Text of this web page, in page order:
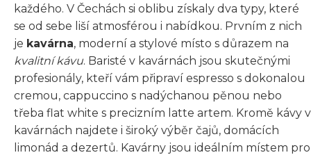
každého. V Čechách si oblibu získaly dva typy, které
se od sebe liší atmosférou i nabídkou. Prvním z nich
je kavárna, moderní a stylové místo s důrazem na
kvalitní kávu. Baristé v kavárnách jsou skutečnými
profesionály, kteří vám připraví espresso s dokonalou
cremou, cappuccino s nadýchanou pěnou nebo
třeba flat white s precizním latte artem. Kromě kávy v
kavárnách najdete i široký výběr čajů, domácích
limonád a dezertů. Kavárny jsou ideálním místem pro